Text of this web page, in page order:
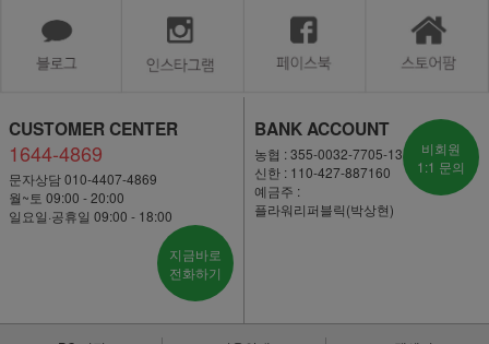
CUSTOMER CENTER
1644-4869
문자상담 010-4407-4869
월~토 09:00 - 20:00
일요일·공휴일 09:00 - 18:00
지금바로
전화하기
BANK ACCOUNT
농협 : 355-0032-7705-13
신한 : 110-427-887160
예금주 :
플라워리퍼블릭(박상현)
비회원
1:1 문의